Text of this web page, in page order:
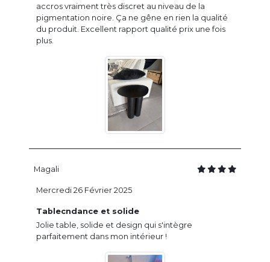
accros vraiment très discret au niveau de la
pigmentation noire. Ça ne gêne en rien la qualité
du produit. Excellent rapport qualité prix une fois
plus.
Magali
Tablecndance et solide
Jolie table, solide et design qui s'intègre
parfaitement dans mon intérieur !
Mercredi 26 Février 2025